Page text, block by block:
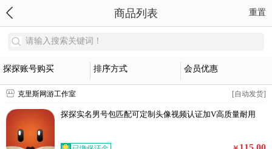
商品列表 重置
请输入搜索关键词！
探探账号购买 排序方式 会员优惠
克里斯网游工作室 [自动发货]
探探实名男号包匹配可定制头像视频认证加V高质量耐用